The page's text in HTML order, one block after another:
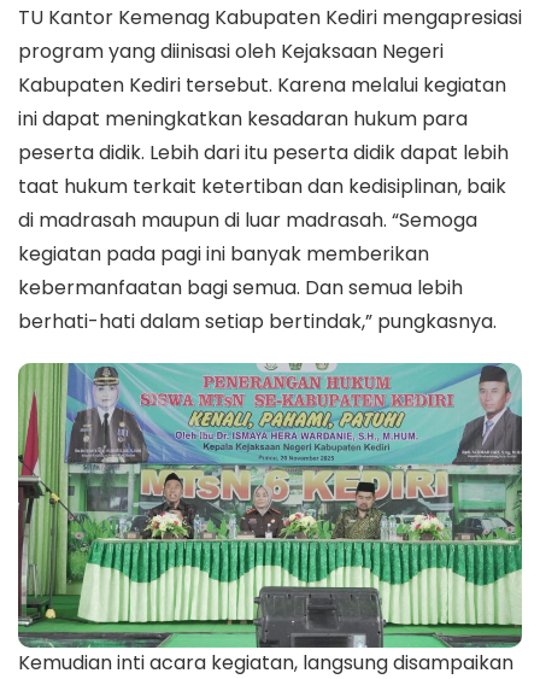
TU Kantor Kemenag Kabupaten Kediri mengapresiasi
program yang diinisasi oleh Kejaksaan Negeri
Kabupaten Kediri tersebut. Karena melalui kegiatan
ini dapat meningkatkan kesadaran hukum para
peserta didik. Lebih dari itu peserta didik dapat lebih
taat hukum terkait ketertiban dan kedisiplinan, baik
di madrasah maupun di luar madrasah. “Semoga
kegiatan pada pagi ini banyak memberikan
kebermanfaatan bagi semua. Dan semua lebih
berhati-hati dalam setiap bertindak,” pungkasnya.
Kemudian inti acara kegiatan, langsung disampaikan